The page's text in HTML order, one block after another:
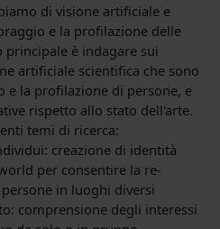
di visione artificiale e
e la profilazione delle
principale è indagare sui
artificiale scientifica che sono
e la profilazione di persone, e
rispetto allo stato dell'arte.
temi di ricerca:
creazione di identità
per consentire la re-
persone in luoghi diversi
comprensione degli interessi